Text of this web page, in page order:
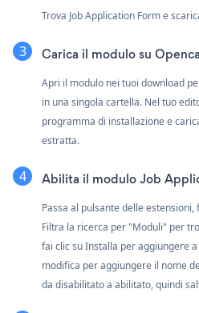
Trova Job Application Form e
Carica il modulo su
Apri il modulo nei tuoi download
in una singola cartella. Nel tuo
programma di installazione e
estratta.
Abilita il modulo Job
Passa al pulsante delle
Filtra la ricerca per "Moduli" per
fai clic su Installa per aggiungere
modifica per aggiungere il nome
da disabilitato a abilitato, quindi